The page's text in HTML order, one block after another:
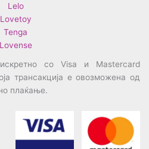
Lelo
Lovetoy
Tenga
Lovense
со Visa и Mastercard
трансакција е овозможена од
плаќање.